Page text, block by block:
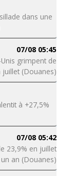
dans une
07/08 05:45
grimpent de
juillet (Douanes)
à +27,5%
07/08 05:42
23,9% en juillet
an (Douanes)